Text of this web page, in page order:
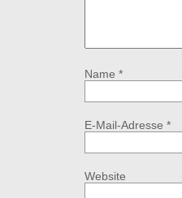
Name *
E-Mail-Adresse *
Website